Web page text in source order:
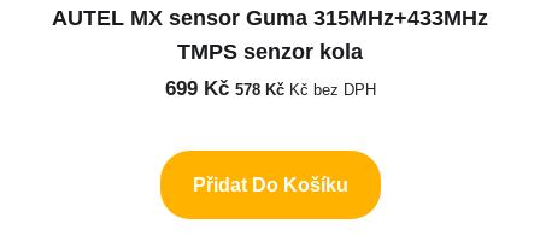
AUTEL MX sensor Guma 315MHz+433MHz
TMPS senzor kola
699 Kč 578 KčKč bez DPH
Přidat Do Košíku